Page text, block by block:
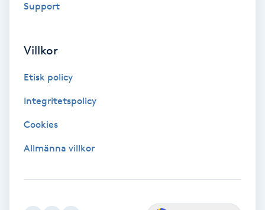
Veterinär
Support
Villkor
Etisk policy
Integritetspolicy
Cookies
Allmänna villkor